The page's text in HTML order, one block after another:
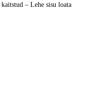
– Lehe sisu loata